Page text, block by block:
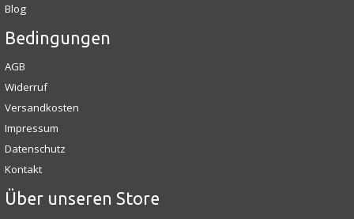
Blog
Bedingungen
AGB
Widerruf
Versandkosten
Impressum
Datenschutz
Kontakt
Über unseren Store